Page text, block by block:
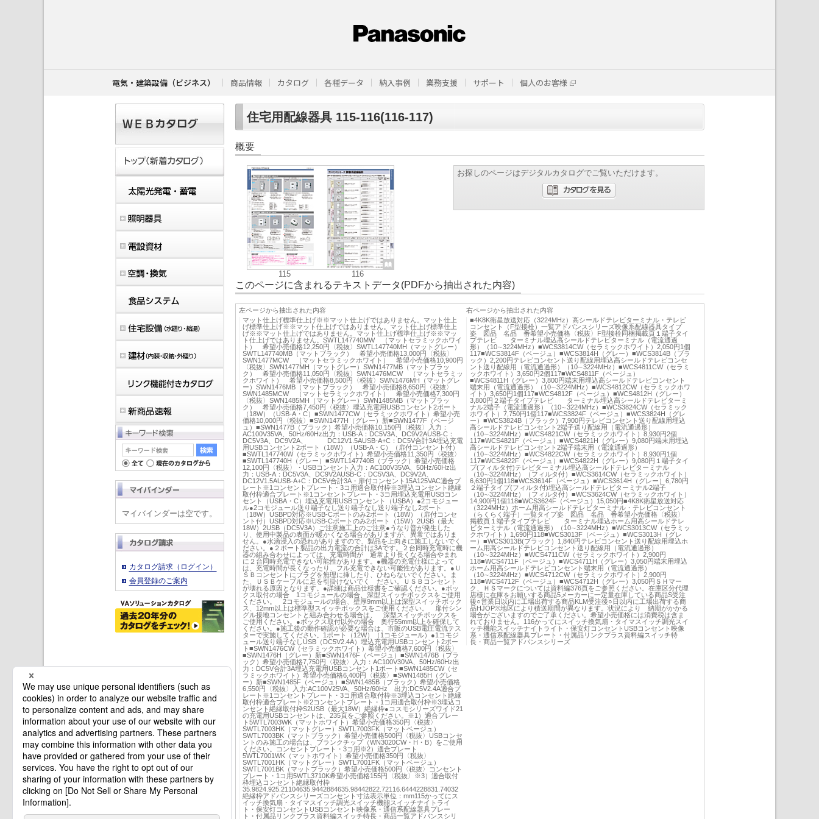
電気・建築設備（ビジネス） 商品情報 カタログ 各種データ 納入事例 業務支援 サポート 個人のお客様
住宅用配線器具 115-116(116-117)
概要
115 116
お探しのページはデジタルカタログでご覧いただけます。
このページに含まれるテキストデータ(PDFから抽出された内容)
左ページから抽出された内容
マット仕上げ標準仕上げ※※マット仕上げではありません。マット仕上
げ標準仕上げ※※マット仕上げではありません。マット仕上げ標準仕上
げ※※マット仕上げではありません。マット仕上げ標準仕上げ※※マッ
ト仕上げではありません。SWTL147740MW （マットセラミックホワイ
ト） 希望小売価格12,250円〈税抜〉SWTL147740MH（マットグレー）
SWTL147740MB（マットブラック） 希望小売価格13,000円〈税抜〉
SWN1477MCW （マットセラミックホワイト） 希望小売価格10,900円
〈税抜〉SWN1477MH（マットグレー）SWN1477MB（マットブラッ
ク） 希望小売価格11,050円〈税抜〉SWN1476MCW （マットセラミッ
クホワイト） 希望小売価格8,500円〈税抜〉SWN1476MH（マットグレ
ー）SWN1476MB（マットブラック） 希望小売価格8,650円〈税抜〉
SWN1485MCW （マットセラミックホワイト） 希望小売価格7,300円
〈税抜〉SWN1485MH（マットグレー）SWN1485MB（マットブラッ
ク） 希望小売価格7,450円〈税抜〉埋込充電用USBコンセント2ポート
（18W）（USB-A・C）■SWN1477CW（セラミックホワイト）希望小売
価格10,000円〈税抜〉■SWN1477H（グレー）新■SWN1477F（ベージ
ュ）■SWN1477B（ブラック）希望小売価格10,150円〈税抜〉入力：
AC100V35VA、50Hz/60Hz出力：USB-A：DC5V3A、DC9V2AUSB-C：
DC5V3A、DC9V2A、 DC12V1.5AUSB-A+C：DC5V合計3A埋込充電
用USBコンセント2ポート（18W）（USB-A・C）（扉付コンセント付）
■SWTL147740W（セラミックホワイト）希望小売価格11,350円〈税抜〉
■SWTL147740H（グレー）■SWTL147740B（ブラック）希望小売価格
12,100円〈税抜〉・USBコンセント入力：AC100V35VA、50Hz/60Hz出
力：USB-A：DC5V3A、DC9V2AUSB-C：DC5V3A、DC9V2A、
DC12V1.5AUSB-A+C：DC5V合計3A・扉付コンセント15A125VAC適合プ
レート※1コンセントプレート・3コ用適合取付枠※3埋込コンセント絶縁
取付枠適合プレート※1コンセントプレート・3コ用埋込充電用USBコン
セント（USBA・C）埋込充電用USBコンセント（USBA）●2コモジュー
ル●2コモジュール送り端子なし送り端子なし送り端子なし2ポート
（18W）USBPD対応※USB-Cポートのみ2ポート（18W）（扉付コンセ
ント付）USBPD対応※USB-Cポートのみ2ポート（15W）2USB（最大
18W）2USB（DC5V3A）ご注意施工上のご注意●うなり音が発生した
り、使用中製品の表面が暖かくなる場合がありますが、異常ではありま
せん。●水滴浸入の恐れがありますので、製品を上向きに施工しないでく
ださい。●２ポート製品の出力電流の合計は3Aです。２台同時充電時に機
器の組み合わせによっては、充電時間が 通常より長くなる場合やまれ
に２台同時充電できない可能性があります。●機器の充電仕様によって
は、充電時間が長くなったり、フル充電できない可能性があります。●Ｕ
ＳＢコンセントにプラグを無理に挿したり、ひねらないでください。ま
た、ＵＳＢケーブルに足を引掛けないでく ださい。ＵＳＢコンセント
が壊れる原因となります。●詳細は商品仕様書をご確認ください。●ボッ
クス取付の場合 1コモジュールの場合、深型スイッチボックスをご使用
ください。 2コモジュールの場合、壁厚9mm以上は深型スイッチボック
ス、12mm以上は標準型スイッチボックスをご使用ください。 扉付シン
グル接地コンセントと組み合わせる場合は、 深型スイッチボックスを
ご使用ください。●ボックス取付以外の場合 奥行55mm以上を確保して
ください。●施工後の動作確認が必要な場合は、市販のUSB電圧電流テス
ターで実施してください。1ポート（12W）（1コモジュール）●1コモジ
ュール送り端子なしUSB（DC5V2.4A）埋込充電用USBコンセント2ポー
ト■SWN1476CW（セラミックホワイト）希望小売価格7,600円〈税抜〉
■SWN1476H（グレー）新■SWN1476F（ベージュ）■SWN1476B（ブラ
ック）希望小売価格7,750円〈税抜〉入力：AC100V30VA、50Hz/60Hz出
力：DC5V合計3A埋込充電用USBコンセント1ポート■SWN1485CW（セ
ラミックホワイト）希望小売価格6,400円〈税抜〉■SWN1485H（グレ
ー）新■SWN1485F（ベージュ）■SWN1485B（ブラック）希望小売価格
6,550円〈税抜〉入力:AC100V25VA、50Hz/60Hz 出力:DC5V2.4A適合プ
レート※1コンセントプレート・3コ用適合取付枠※3埋込コンセント絶縁
取付枠適合プレート※2コンセントプレート・1コ用適合取付枠※3埋込コ
ンセント絶縁取付枠S2USB（最大18W）絶縁枠●コスモシリーズワイド21
の充電用USBコンセントは、235頁をご参照ください。※1）適合プレー
ト5WTL7003WK（マットホワイト）希望小売価格350円〈税抜〉
SWTL7003HK（マットグレー）SWTL7003FK（マットベージュ）
SWTL7003BK（マットブラック）希望小売価格500円〈税抜〉USBコンセ
ントのみ施工の場合は、ブランクチップ（WN3020CW・H・B）をご使用
ください。コンセントプレート・3コ用※2）適合プレート
5WTL7001WK（マットホワイト）希望小売価格350円〈税抜〉
SWTL7001HK（マットグレー）SWTL7001FK（マットベージュ）
SWTL7001BK（マットブラック）希望小売価格500円〈税抜〉コンセント
プレート・1コ用5WTL3710K希望小売価格155円〈税抜〉※3）適合取付
枠埋込コンセント絶縁取付枠
35.9824.925.21104635.9442884635.98442822.72116.6444228831.74032
絶縁枠アドバンスシリーズコンセント寸法表示単位：mm115かってにス
イッチ換気扇・タイマスイッチ調光スイッチ機能スイッチナイトライ
ト・保安灯コンセントUSBコンセント映像系・通信系配線器具プレー
ト・付属品リンクプラス資料編スイッチ特長・商品一覧アドバンスシリ
右ページから抽出された内容
■4K8K衛星放送対応（3224MHz）高シールドテレビターミナル・テレビ
コンセント（F型接栓）一覧アドバンスシリーズ映像系配線器具タイプ
姿 図品 名品 番希望小売価格〈税抜〉F型接栓同梱掲載頁１端子タイ
プテレビ ターミナル埋込高シールドテレビターミナル（電流通過
形）（10∼3224MHz）■WCS3814CW（セラミックホワイト）2,050円1個
117■WCS3814F（ベージュ）■WCS3814H（グレー）■WCS3814B（ブラ
ック）2,200円テレビコンセント送り配線用埋込高シールドテレビコンセ
ント送り配線用（電流通過形）（10∼3224MHz）■WCS4811CW（セラミ
ックホワイト）3,650円2個117■WCS4811F（ベージュ）
■WCS4811H（グレー）3,800円端末用埋込高シールドテレビコンセント
端末用（電流通過形）（10∼3224MHz）■WCS4812CW（セラミックホワ
イト）3,650円1個117■WCS4812F（ベージュ）■WCS4812H（グレー）
3,800円２端子タイプテレビ ターミナル埋込高シールドテレビターミ
ナル2端子（電流通過形）（10∼3224MHz）■WCS3824CW（セラミック
ホワイト）7,750円1個117■WCS3824F（ベージュ）■WCS3824H（グレ
ー）■WCS3824B（ブラック）7,900円テレビコンセント送り配線用埋込
高シールドテレビコンセント2端子送り配線用（電流通過形）
（10∼3224MHz）■WCS4821CW（セラミックホワイト）8,930円2個
117■WCS4821F（ベージュ）■WCS4821H（グレー）9,080円端末用埋込
高シールドテレビコンセント2端子端末用（電流通過形）
（10∼3224MHz）■WCS4822CW（セラミックホワイト）8,930円1個
117■WCS4822F（ベージュ）■WCS4822H（グレー）9,080円１端子タイ
プ(フィルタ付)テレビターミナル埋込高シールドテレビターミナル
（10∼3224MHz）（フィルタ付）■WCS3614CW（セラミックホワイト）
6,630円1個118■WCS3614F（ベージュ）■WCS3614H（グレー）6,780円
２端子タイプ(フィルタ付)埋込高シールドテレビターミナル2端子
（10∼3224MHz）（フィルタ付）■WCS3624CW（セラミックホワイト）
14,900円1個118■WCS3624F（ベージュ）15,050円■4K8K衛星放送対応
（3224MHz）ホーム用高シールドテレビターミナル・テレビコンセント
（らくらく端子）一覧タイプ姿 図品 名品 番希望小売価格〈税抜〉
掲載頁１端子タイプテレビ ターミナル埋込ホーム用高シールドテレ
ビターミナル（電流通過形）（10∼3224MHz）■WCS3013CW（セラミッ
クホワイト）1,690円118■WCS3013F（ベージュ）■WCS3013H（グレ
ー）■WCS3013B(ブラック）1,840円テレビコンセント送り配線用埋込ホ
ーム用高シールドテレビコンセント送り配線用（電流通過形）
（10∼3224MHz）■WCS4711CW（セラミックホワイト）2,900円
118■WCS4711F（ベージュ）■WCS4711H（グレー）3,050円端末用埋込
ホーム用高シールドテレビコンセント端末用（電流通過形）
（10∼3224MHz）■WCS4712CW（セラミックホワイト）2,900円
118■WCS4712F（ベージュ）■WCS4712H（グレー）3,050円ＳＨマー
ク、ＨＳマークについては資料編376頁をご参照ください。在庫区分代理
店様に在庫をお願いする商品5メーカーに一定量在庫している商品S受注
後○営業日以内に工場出荷する商品KLM受注後○日以内に工場出荷する商
品HJOP※地区により積送期間が異なります。状況により 納期がかかる
場合がございますのでご了承ください。希望小売価格には消費税は含ま
れておりません。116かってにスイッチ換気扇・タイマスイッチ調光スイ
ッチ機能スイッチナイトライト・保安灯コンセントUSBコンセント映像
系・通信系配線器具プレート・付属品リンクプラス資料編スイッチ特
長・商品一覧アドバンスシリーズ
マイバインダーは空です。
カタログ請求（ログイン）
会員登録のご案内